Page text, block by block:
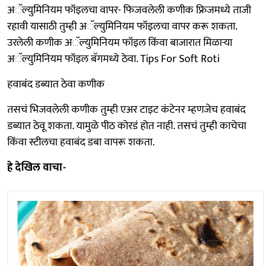
अॅल्युमिनियम फॉइलचा वापर- फिजवलेली कणीक फ्रिजमध्ये ताजी
रहावी यासाठी तुम्ही अॅल्युमिनियम फॉइलचा वापर करू शकता.
उरलेली कणीक अॅल्युमिनियम फॉइल किंवा बाजारात मिळाऱ्या
अॅल्युमिनियम फॉइल बॅगमध्ये ठेवा. Tips For Soft Roti
हवाबंद डब्यात ठेवा कणीक
तसचं भिजवलेली कणीक तुम्ही एअर टाइट कंटेनर म्हणजेच हवाबंद
डब्यात ठेवू शकता. यामुळे पीठ कोरडं होत नाही. तसचं तुम्ही काचेचा
किंवा स्टीलचा हवाबंद डबा वापरू शकता.
हे देखिल वाचा-